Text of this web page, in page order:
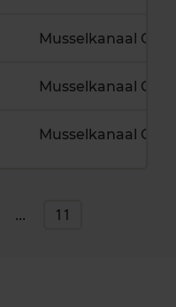
Musselkanaal
Musselkanaal
Musselkanaal
... 11